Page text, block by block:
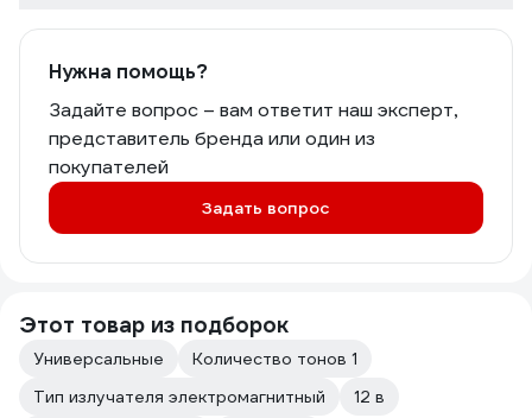
Нужна помощь?
Задайте вопрос – вам ответит наш эксперт,
представитель бренда или один из
покупателей
Задать вопрос
Этот товар из подборок
Универсальные
Количество тонов 1
Тип излучателя электромагнитный
12 в